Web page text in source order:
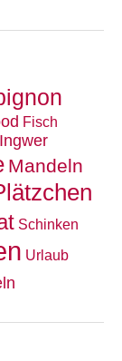
Fisch
Ingwer
Mandeln
Schinken
Urlaub